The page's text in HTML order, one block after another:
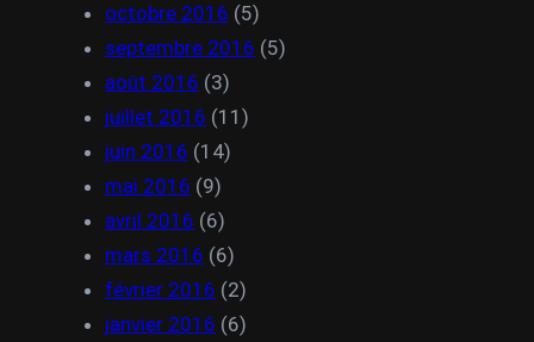
octobre 2016 (5)
septembre 2016 (5)
août 2016 (3)
juillet 2016 (11)
juin 2016 (14)
mai 2016 (9)
avril 2016 (6)
mars 2016 (6)
février 2016 (2)
janvier 2016 (6)